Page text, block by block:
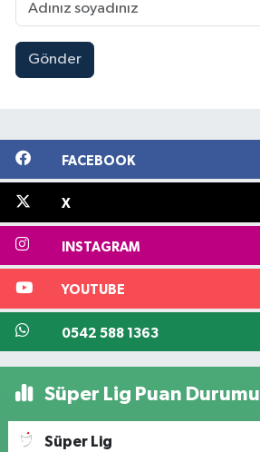
Gönder
FACEBOOK
X
INSTAGRAM
YOUTUBE
0542 588 1363
Süper Lig Puan Durumu
Süper Lig